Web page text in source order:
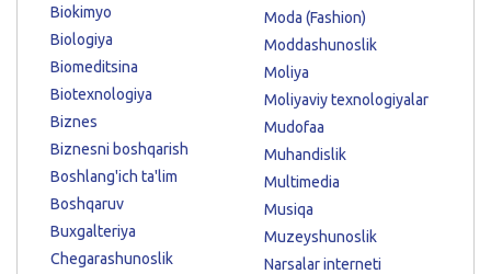
Biokimyo
Biologiya
Biomeditsina
Biotexnologiya
Biznes
Biznesni boshqarish
Boshlang'ich ta'lim
Boshqaruv
Buxgalteriya
Chegarashunoslik
Moda (Fashion)
Moddashunoslik
Moliya
Moliyaviy texnologiyalar
Mudofaa
Muhandislik
Multimedia
Musiqa
Muzeyshunoslik
Narsalar interneti